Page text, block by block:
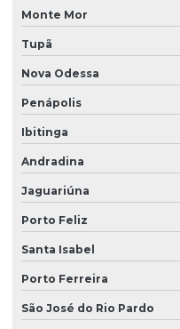
Limpeza fachada orçamento
Limpeza de fachada preço
Limpeza de fachada predial
Limpeza de fachadas
Limpeza de fachadas de
Limpeza de fachadas de vidro
Limpeza e manutenção
Limpeza pós obra
Monte Mor
Tupã
Nova Odessa
Penápolis
Ibitinga
Andradina
Jaguariúna
Porto Feliz
Santa Isabel
Porto Ferreira
São José do Rio Pardo